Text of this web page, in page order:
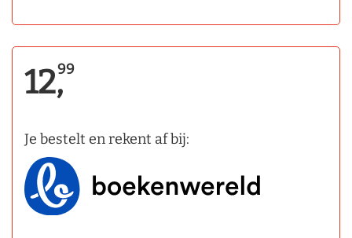
12,99
Je bestelt en rekent af bij: